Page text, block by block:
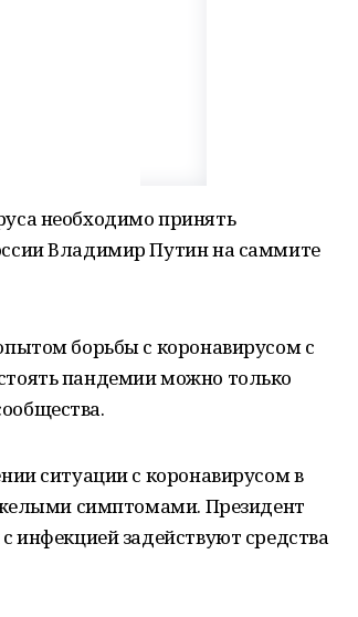
необходимо принять
Владимир Путин на саммите
борьбы с коронавирусом с
пандемии можно только
ситуации с коронавирусом в
симптомами. Президент
инфекцией задействуют средства